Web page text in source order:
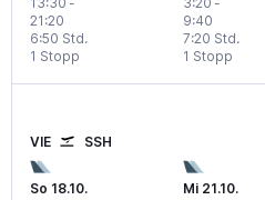
21:20
1 Stopp
6:50 Std.
9:40
1 Stopp
7:20 Std.
VIE SSH
So 18.10.
Mi 21.10.